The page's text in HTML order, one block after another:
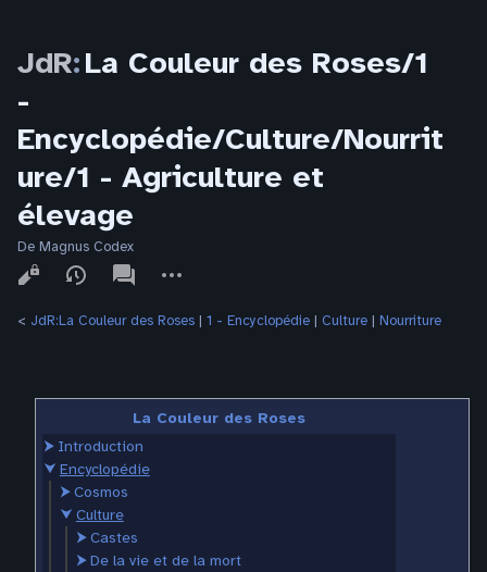
JdR:La Couleur des Roses/1
-
Encyclopédie/Culture/Nourrit
ure/1 - Agriculture et
élevage
De Magnus Codex
Affichages
associated-
pages
actions
< JdR:La Couleur des Roses ‎ | 1 - Encyclopédie ‎ | Culture ‎ | Nourriture
La Couleur des Roses
⮞ Introduction
⮟ Encyclopédie
⮞Cosmos
⮟ Culture
⮞Castes
⮞De la vie et de la mort